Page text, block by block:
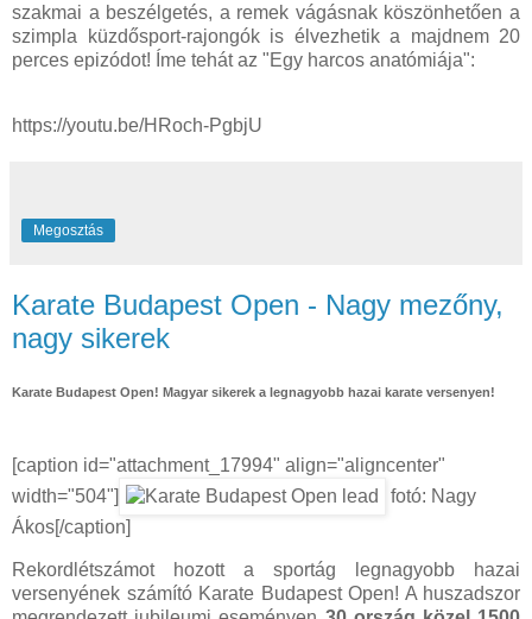
szakmai a beszélgetés, a remek vágásnak köszönhetően a
szimpla küzdősport-rajongók is élvezhetik a majdnem 20
perces epizódot! Íme tehát az "Egy harcos anatómiája":
https://youtu.be/HRoch-PgbjU
Megosztás
Karate Budapest Open - Nagy mezőny,
nagy sikerek
Karate Budapest Open! Magyar sikerek a legnagyobb hazai karate versenyen!
[caption id="attachment_17994" align="aligncenter"
width="504"]
fotó: Nagy
Ákos[/caption]
Rekordlétszámot hozott a sportág legnagyobb hazai
versenyének számító Karate Budapest Open! A huszadszor